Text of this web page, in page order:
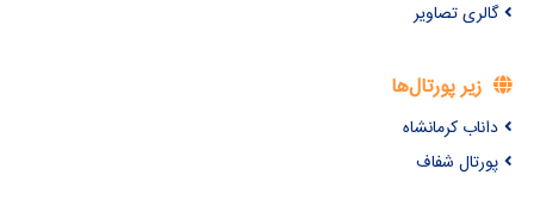
گالری تصاویر
زیر پورتال‌ها
داناب کرمانشاه
پورتال شفاف